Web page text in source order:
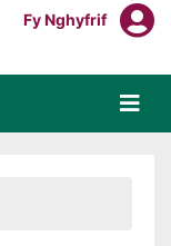
Mewngofnodi I
Fy Nghyfrif